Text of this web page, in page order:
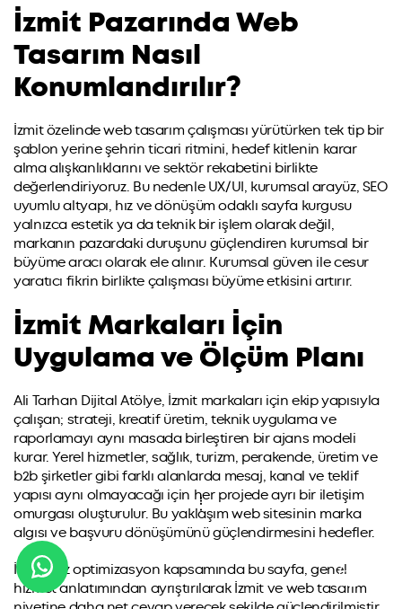
İzmit Pazarında Web
Tasarım Nasıl
Konumlandırılır?
İzmit özelinde web tasarım çalışması yürütürken tek tip bir
şablon yerine şehrin ticari ritmini, hedef kitlenin karar
alma alışkanlıklarını ve sektör rekabetini birlikte
değerlendiriyoruz. Bu nedenle UX/UI, kurumsal arayüz, SEO
uyumlu altyapı, hız ve dönüşüm odaklı sayfa kurgusu
yalnızca estetik ya da teknik bir işlem olarak değil,
markanın pazardaki duruşunu güçlendiren kurumsal bir
büyüme aracı olarak ele alınır. Kurumsal güven ile cesur
yaratıcı fikrin birlikte çalışması büyüme etkisini artırır.
İzmit Markaları İçin
Uygulama ve Ölçüm Planı
Ali Tarhan Dijital Atölye, İzmit markaları için ekip yapısıyla
çalışan; strateji, kreatif üretim, teknik uygulama ve
raporlamayı aynı masada birleştiren bir ajans modeli
kurar. Yerel hizmetler, sağlık, turizm, perakende, üretim ve
b2b şirketler gibi farklı alanlarda mesaj, kanal ve teklif
yapısı aynı olmayacağı için her projede ayrı bir iletişim
omurgası oluşturulur. Bu yaklaşım web sitesinin marka
algısı ve başvuru dönüşümünü güçlendirmesini hedefler.
İkinci faz optimizasyon kapsamında bu sayfa, genel
hizmet anlatımından ayrıştırılarak İzmit ve web tasarım